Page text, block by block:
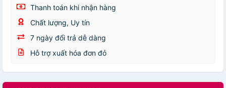
Thanh toán khi nhận hàng
Chất lượng, Uy tín
7 ngày đổi trả dễ dàng
Hỗ trợ xuất hóa đơn đỏ